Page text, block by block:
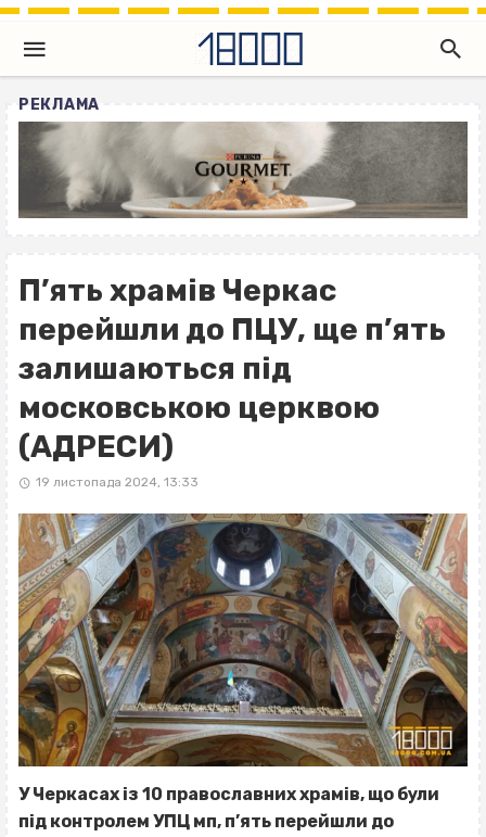
РЕКЛАМА
П’ять храмів Черкас
перейшли до ПЦУ, ще п’ять
залишаються під
московською церквою
(АДРЕСИ)
19 листопада 2024, 13:33
У Черкасах із 10 православних храмів, що були
під контролем УПЦ мп, п’ять перейшли до